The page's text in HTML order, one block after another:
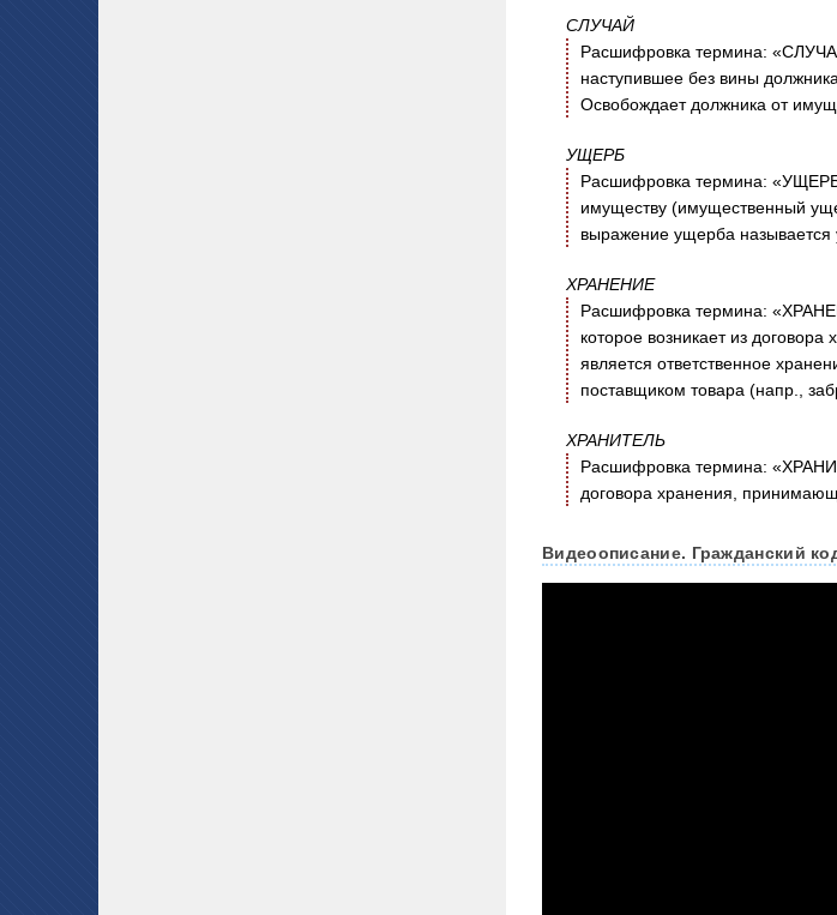
СЛУЧАЙ
Расшифровка термина:
наступившее без вины
Освобождает должника от
УЩЕРБ
Расшифровка термина:
имуществу (имущественный
выражение ущерба называется
ХРАНЕНИЕ
Расшифровка термина:
которое возникает из
является ответственное
поставщиком товара (напр.,
ХРАНИТЕЛЬ
Расшифровка термина:
договора хранения,
Видеоописание. Гражданский